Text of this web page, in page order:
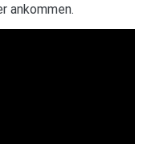
ankommen.